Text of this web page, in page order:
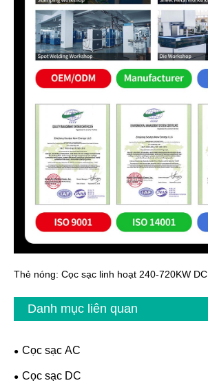
Thẻ nóng: Cọc sạc linh hoạt 240-720KW DC
Danh mục liên quan
Cọc sạc AC
Cọc sạc DC